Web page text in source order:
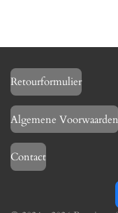
Retourformulier
Algemene Voorwaarden
Contact